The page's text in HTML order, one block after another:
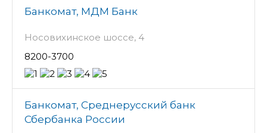
Банкомат, МДМ Банк
Носовихинское шоссе, 4
8200-3700
Банкомат, Среднерусский банк
Сбербанка России